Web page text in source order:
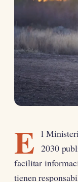
E l
2030
facilitar
tienen